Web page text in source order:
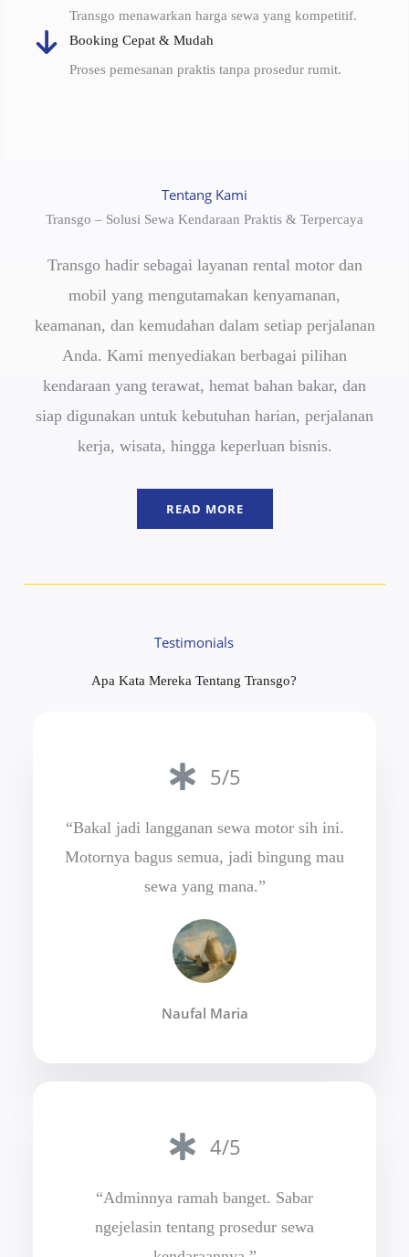
Transgo menawarkan harga sewa yang kompetitif.
Booking Cepat & Mudah
Proses pemesanan praktis tanpa prosedur rumit.
Tentang Kami
Transgo – Solusi Sewa Kendaraan Praktis & Terpercaya
Transgo hadir sebagai layanan rental motor dan
mobil yang mengutamakan kenyamanan,
keamanan, dan kemudahan dalam setiap perjalanan
Anda. Kami menyediakan berbagai pilihan
kendaraan yang terawat, hemat bahan bakar, dan
siap digunakan untuk kebutuhan harian, perjalanan
kerja, wisata, hingga keperluan bisnis.
READ MORE
Testimonials
Apa Kata Mereka Tentang Transgo?
5/5
“Bakal jadi langganan sewa motor sih ini.
Motornya bagus semua, jadi bingung mau
sewa yang mana.”
Naufal Maria
4/5
“Adminnya ramah banget. Sabar
ngejelasin tentang prosedur sewa